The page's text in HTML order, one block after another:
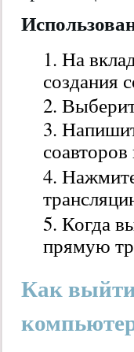
На
создания
Когда
прямую
Как